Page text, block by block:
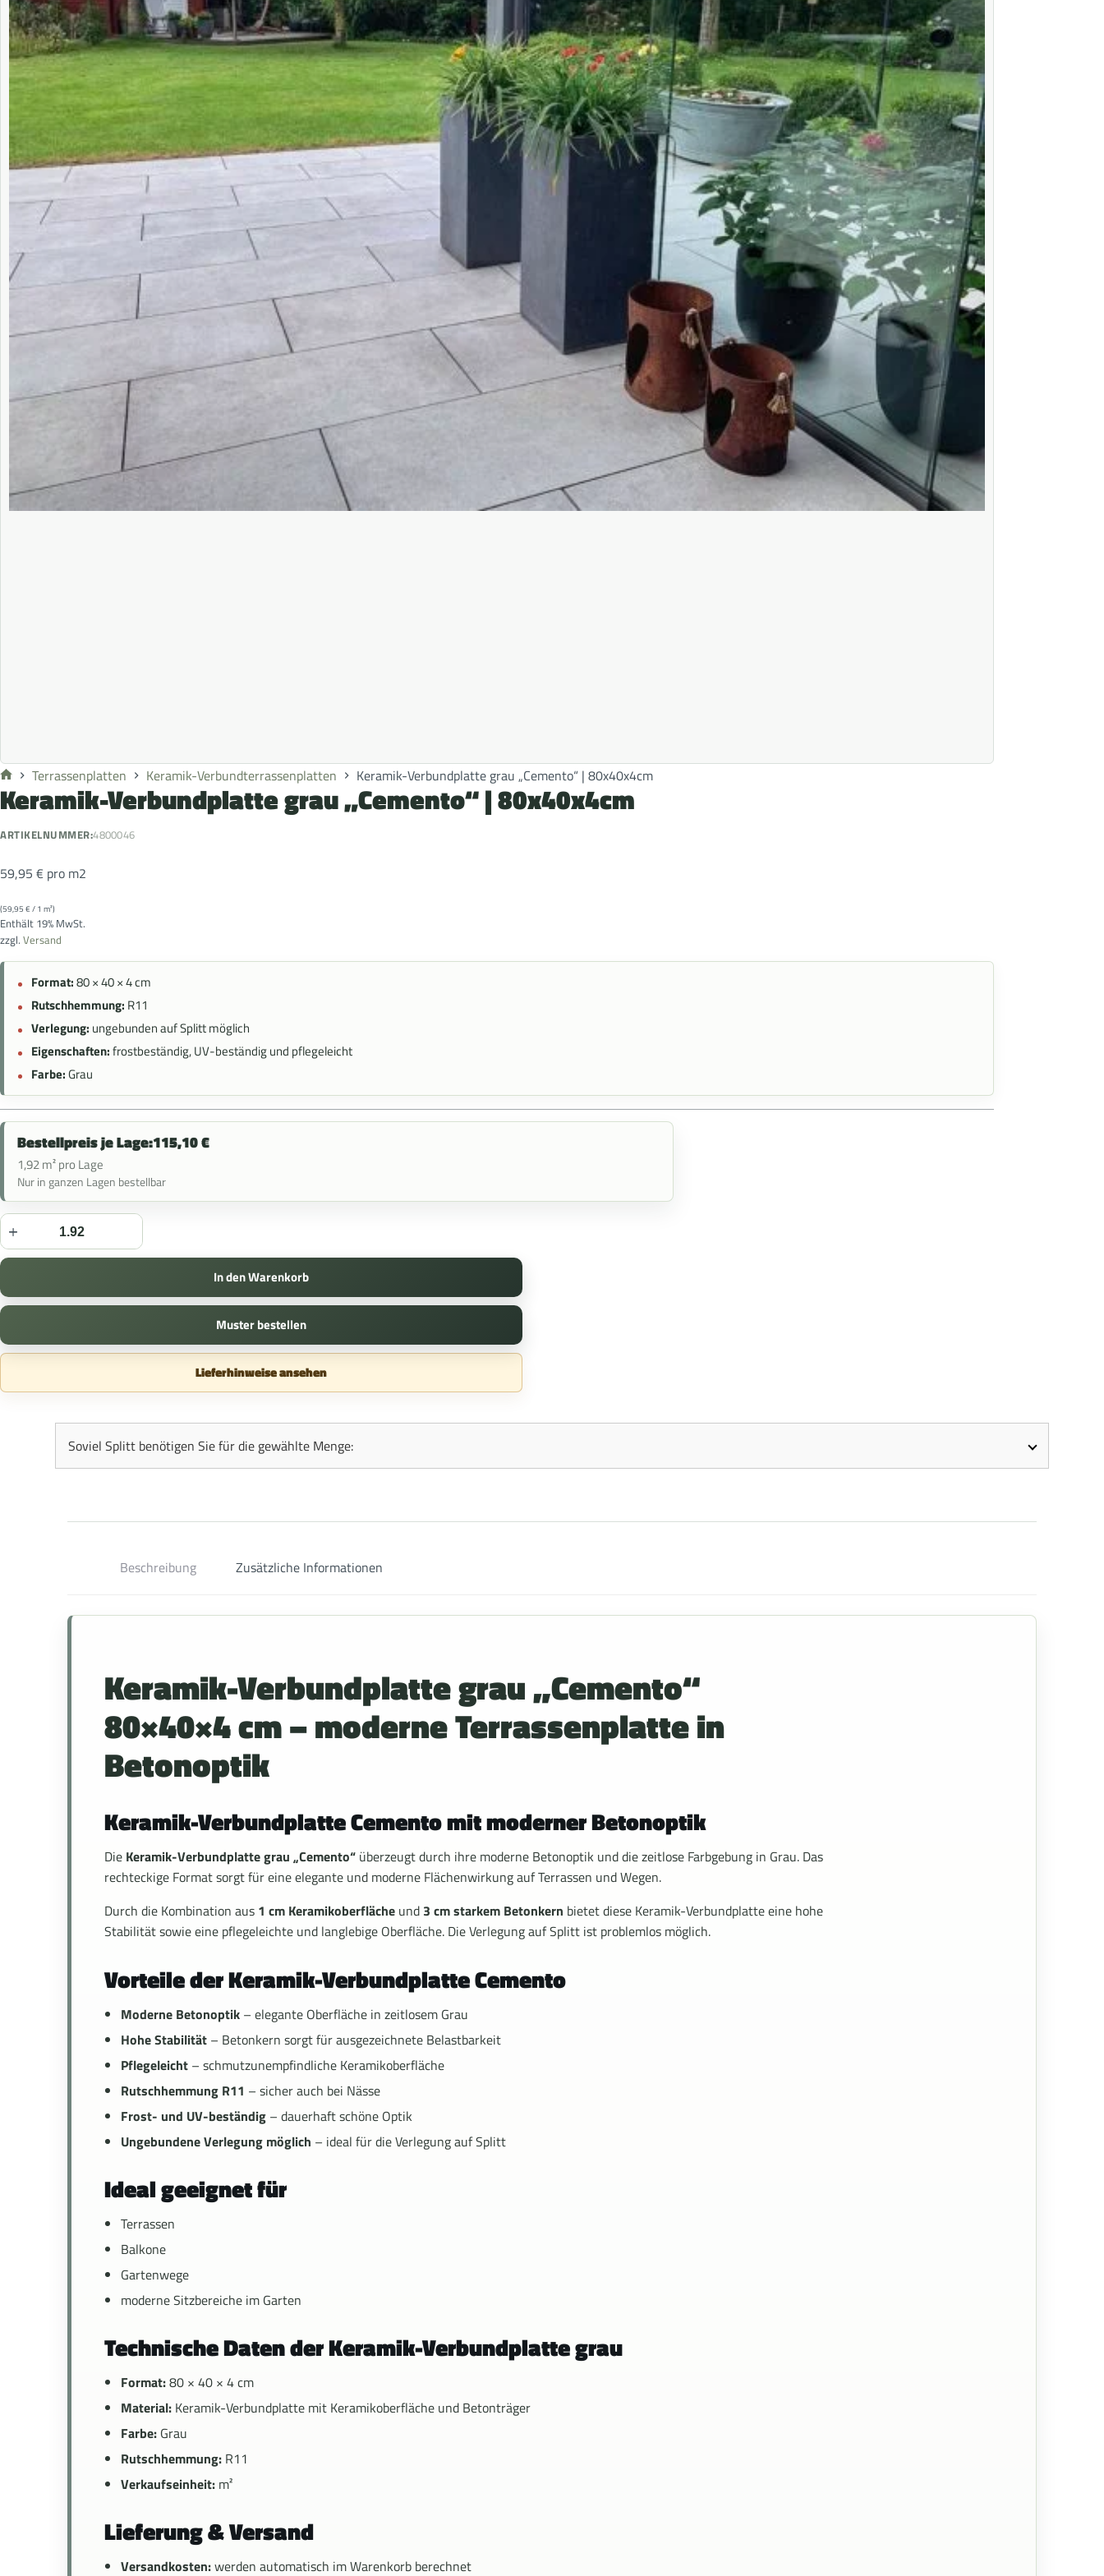
Terrassenplatten Keramik-Verbundterrassenplatten Keramik-Verbundplatte grau „Cemento“ | 80x40x4cm
Keramik-Verbundplatte grau „Cemento“ | 80x40x4cm
ARTIKELNUMMER:4800046
59,95 € pro m2
(59,95 € / 1 m²)
Enthält 19% MwSt.
zzgl. Versand
Format:80 × 40 × 4 cm
Rutschhemmung: R11
Verlegung: ungebunden auf Splitt möglich
Eigenschaften:frostbeständig, UV-beständig und pflegeleicht
Farbe:Grau
Bestellpreis je Lage:115,10€
1,92 m² pro Lage
Nur in ganzen Lagen bestellbar
In den Warenkorb
Muster bestellen
Lieferhinweise ansehen
Soviel Splitt benötigen Sie für die gewählte Menge:
Beschreibung Zusätzliche Informationen
Keramik-Verbundplatte grau „Cemento“
80×40×4 cm – moderne Terrassenplatte in
Betonoptik
Keramik-Verbundplatte Cemento mit moderner Betonoptik
Die Keramik-Verbundplatte grau „Cemento“ überzeugt durch ihre moderne Betonoptik und die zeitlose Farbgebung in Grau. Das
rechteckige Format sorgt für eine elegante und moderne Flächenwirkung auf Terrassen und Wegen.
Durch die Kombination aus 1 cm Keramikoberfläche und 3 cm starkem Betonkern bietet diese Keramik-Verbundplatte eine hohe
Stabilität sowie eine pflegeleichte und langlebige Oberfläche. Die Verlegung auf Splitt ist problemlos möglich.
Vorteile der Keramik-Verbundplatte Cemento
Moderne Betonoptik – elegante Oberfläche in zeitlosem Grau
Hohe Stabilität – Betonkern sorgt für ausgezeichnete Belastbarkeit
Pflegeleicht – schmutzunempfindliche Keramikoberfläche
Rutschhemmung R11 – sicher auch bei Nässe
Frost- und UV-beständig – dauerhaft schöne Optik
Ungebundene Verlegung möglich – ideal für die Verlegung auf Splitt
Ideal geeignet für
Terrassen
Balkone
Gartenwege
moderne Sitzbereiche im Garten
Technische Daten der Keramik-Verbundplatte grau
Format:80 × 40 × 4 cm
Material: Keramik-Verbundplatte mit Keramikoberfläche und Betonträger
Farbe: Grau
Rutschhemmung: R11
Verkaufseinheit: m²
Lieferung & Versand
Versandkosten:werden automatisch im Warenkorb berechnet